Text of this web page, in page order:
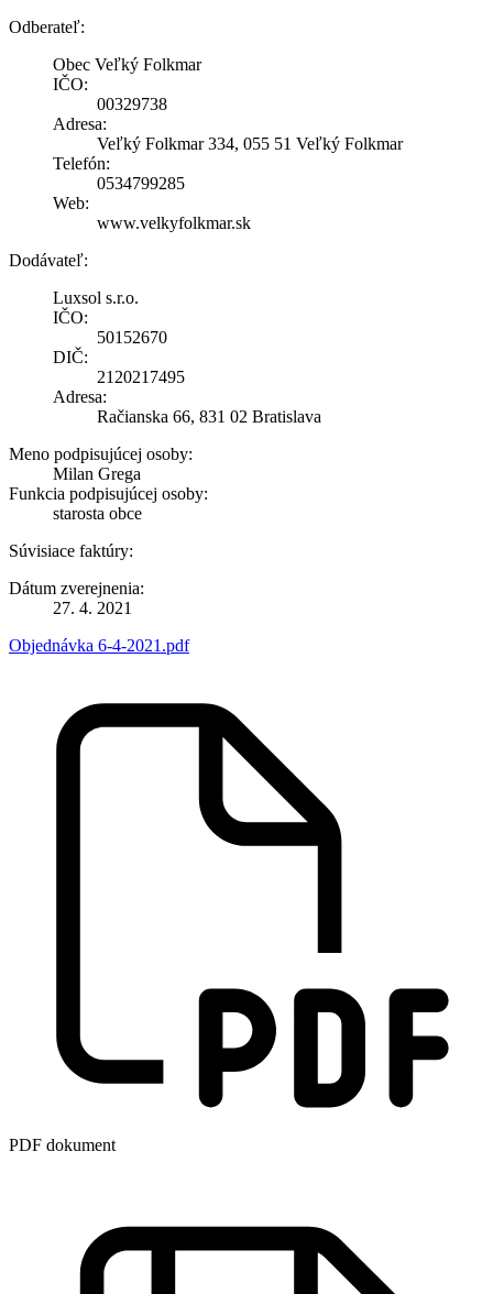
Odberateľ:
Obec Veľký Folkmar
IČO:
00329738
Adresa:
Veľký Folkmar 334, 055 51 Veľký Folkmar
Telefón:
0534799285
Web:
www.velkyfolkmar.sk
Dodávateľ:
Luxsol s.r.o.
IČO:
50152670
DIČ:
2120217495
Adresa:
Račianska 66, 831 02 Bratislava
Meno podpisujúcej osoby:
Milan Grega
Funkcia podpisujúcej osoby:
starosta obce
Súvisiace faktúry:
Dátum zverejnenia:
27. 4. 2021
Objednávka 6-4-2021.pdf
PDF dokument